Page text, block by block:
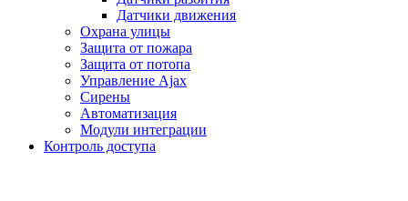
Датчики движения
Охрана улицы
Защита от пожара
Защита от потопа
Управление Ajax
Сирены
Автоматизация
Модули интеграции
Контроль доступа